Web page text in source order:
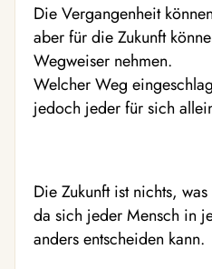
Die Vergangenheit
aber für die Zukunft
Wegweiser nehmen.
Welcher Weg
jedoch jeder für sich
Die Zukunft ist nichts,
da sich jeder Mensch in
anders entscheiden kann.